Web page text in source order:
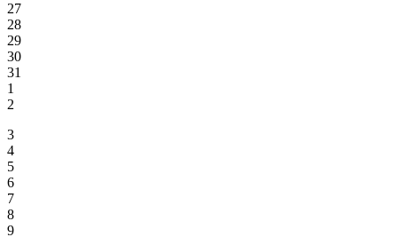
27
28
29
30
31
1
2
3
4
5
6
7
8
9